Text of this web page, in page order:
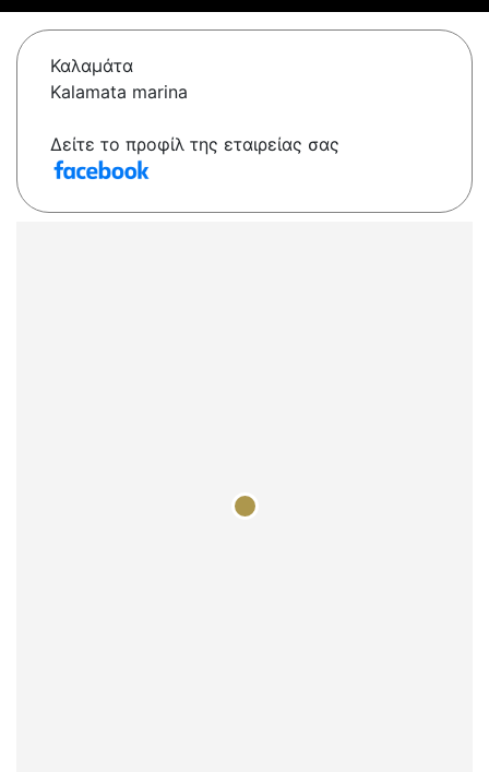
Καλαμάτα
Kalamata marina
Δείτε το προφίλ της εταιρείας σας